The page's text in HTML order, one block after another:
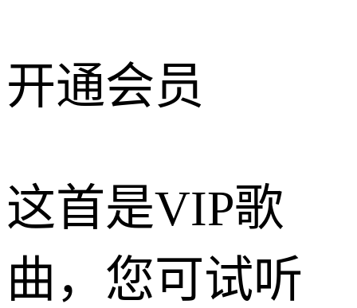
开通会员
这首是VIP歌
曲，您可试听